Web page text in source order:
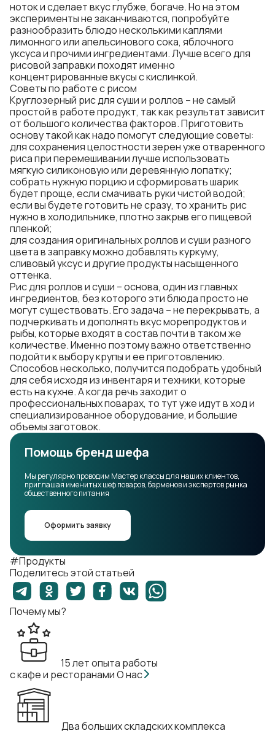
ноток и сделает вкус глубже, богаче. Но на этом
эксперименты не заканчиваются, попробуйте
разнообразить блюдо несколькими каплями
лимонного или апельсинового сока, яблочного
уксуса и прочими ингредиентами. Лучше всего для
рисовой заправки походят именно
концентрированные вкусы с кислинкой.
Советы по работе с рисом
Круглозерный рис для суши и роллов – не самый
простой в работе продукт, так как результат зависит
от большого количества факторов. Приготовить
основу такой как надо помогут следующие советы:
для сохранения целостности зерен уже отваренного
риса при перемешивании лучше использовать
мягкую силиконовую или деревянную лопатку;
собрать нужную порцию и сформировать шарик
будет проще, если смачивать руки чистой водой;
если вы будете готовить не сразу, то хранить рис
нужно в холодильнике, плотно закрыв его пищевой
пленкой;
для создания оригинальных роллов и суши разного
цвета в заправку можно добавлять куркуму,
сливовый уксус и другие продукты насыщенного
оттенка.
Рис для роллов и суши – основа, один из главных
ингредиентов, без которого эти блюда просто не
могут существовать. Его задача – не перекрывать, а
подчеркивать и дополнять вкус морепродуктов и
рыбы, которые входят в состав почти в таком же
количестве. Именно поэтому важно ответственно
подойти к выбору крупы и ее приготовлению.
Способов несколько, получится подобрать удобный
для себя исходя из инвентаря и техники, которые
есть на кухне. А когда речь заходит о
профессиональных поварах, то тут уже идут в ход и
специализированное оборудование, и большие
объемы заготовок.
Помощь бренд шефа
Мы регулярно проводим Мастер классы для наших клиентов,
приглашая именитых шеф поваров, барменов и экспертов рынка
общественного питания
Оформить заявку
#Продукты
Поделитесь этой статьей
Почему мы?
15 лет опыта работы
с кафе и ресторанамиО нас
Два больших складских комплекса